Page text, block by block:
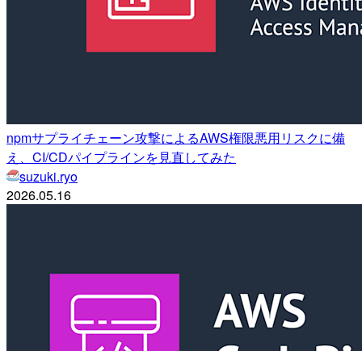
npmサプライチェーン攻撃によるAWS権限悪用リスクに備
え、CI/CDパイプラインを見直してみた
suzuki.ryo
2026.05.16